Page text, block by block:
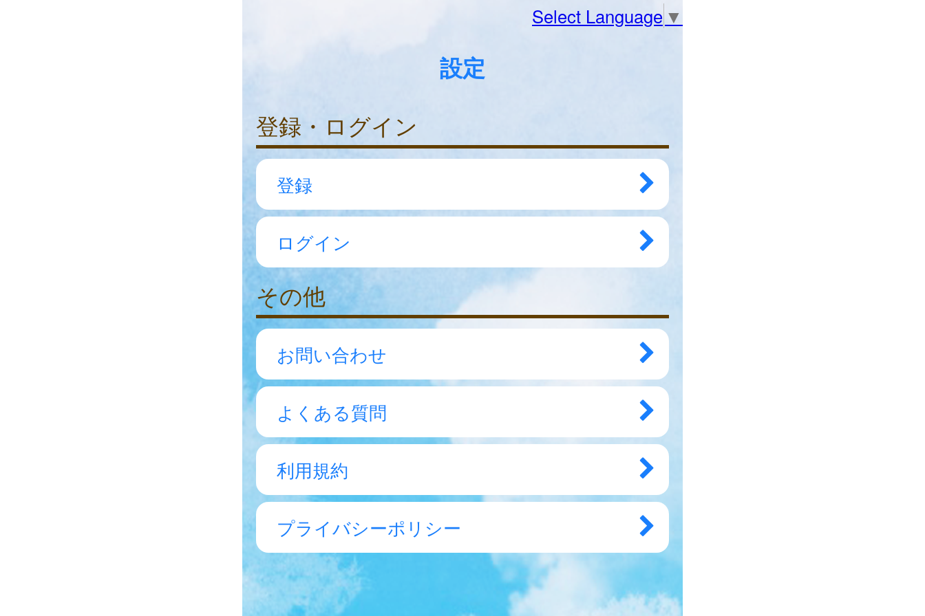
Select Language ▼
設定
登録・ログイン
登録
ログイン
その他
お問い合わせ
よくある質問
利用規約
プライバシーポリシー